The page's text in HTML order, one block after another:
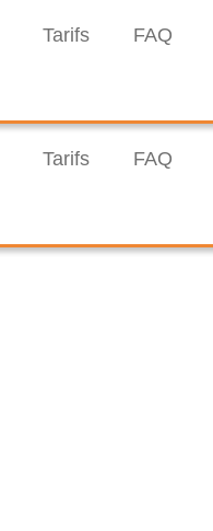
Tarifs FAQ
Tarifs FAQ